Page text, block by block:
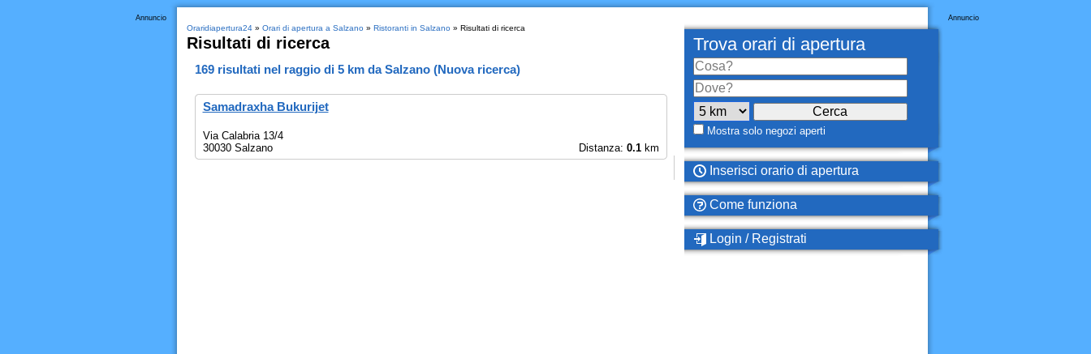
Annuncio
Oraridiapertura24» Orari di apertura a Salzano» Ristoranti in Salzano» Risultati di ricerca
Risultati di ricerca
169risultati nel raggio di 5 kmdaSalzano (Nuova ricerca)
Samadraxha Bukurijet
Via Calabria 13/4
30030 Salzano
Distanza: 0.1km
Annuncio
Trova orari di apertura
Mostra solo negozi aperti
Inserisci orario di apertura
Come funziona
Login / Registrati